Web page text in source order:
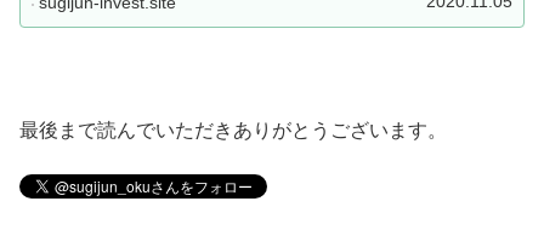
最後まで読んでいただきありがとうございます。